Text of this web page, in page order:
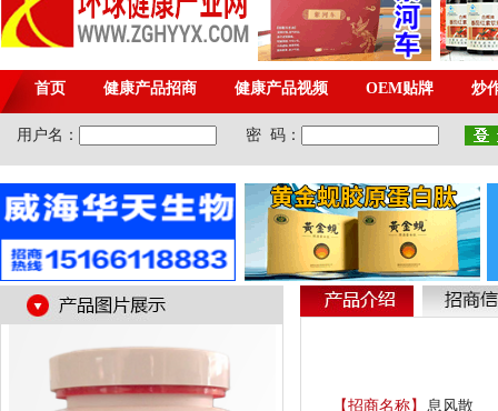
【招商名称】 息风散